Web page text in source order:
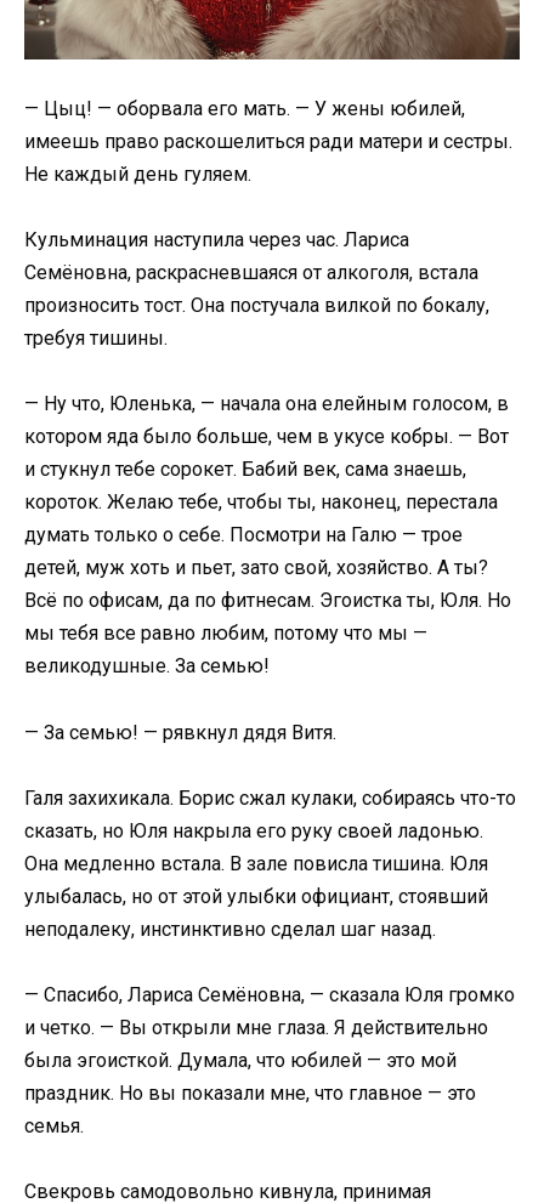
— Цыц! — оборвала его мать. — У жены юбилей,
имеешь право раскошелиться ради матери и сестры.
Не каждый день гуляем.
Кульминация наступила через час. Лариса
Семёновна, раскрасневшаяся от алкоголя, встала
произносить тост. Она постучала вилкой по бокалу,
требуя тишины.
— Ну что, Юленька, — начала она елейным голосом, в
котором яда было больше, чем в укусе кобры. — Вот
и стукнул тебе сорокет. Бабий век, сама знаешь,
короток. Желаю тебе, чтобы ты, наконец, перестала
думать только о себе. Посмотри на Галю — трое
детей, муж хоть и пьет, зато свой, хозяйство. А ты?
Всё по офисам, да по фитнесам. Эгоистка ты, Юля. Но
мы тебя все равно любим, потому что мы —
великодушные. За семью!
— За семью! — рявкнул дядя Витя.
Галя захихикала. Борис сжал кулаки, собираясь что-то
сказать, но Юля накрыла его руку своей ладонью.
Она медленно встала. В зале повисла тишина. Юля
улыбалась, но от этой улыбки официант, стоявший
неподалеку, инстинктивно сделал шаг назад.
— Спасибо, Лариса Семёновна, — сказала Юля громко
и четко. — Вы открыли мне глаза. Я действительно
была эгоисткой. Думала, что юбилей — это мой
праздник. Но вы показали мне, что главное — это
семья.
Свекровь самодовольно кивнула, принимая